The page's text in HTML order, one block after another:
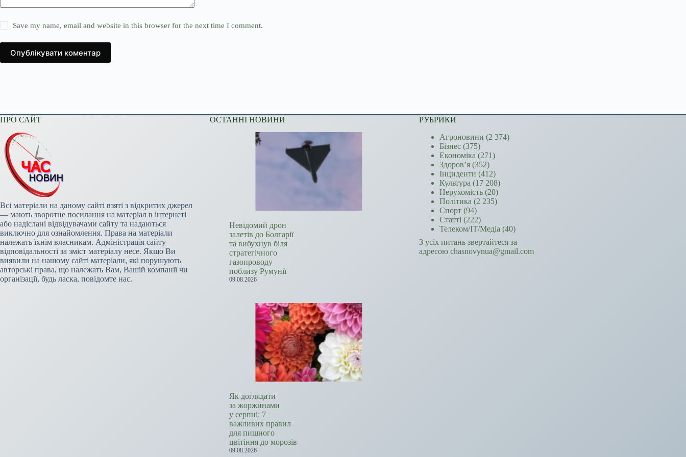
Save my name, email and website in this browser for the next time I comment.
Опублікувати коментар
ПРО САЙТ
Всі матеріали на даному сайті взяті з відкритих джерел
— мають зворотне посилання на матеріал в інтернеті
або надіслані відвідувачами сайту та надаються
виключно для ознайомлення. Права на матеріали
належать їхнім власникам. Адміністрація сайту
відповідальності за зміст матеріалу несе. Якщо Ви
виявили на нашому сайті матеріали, які порушують
авторські права, що належать Вам, Вашій компанії чи
організації, будь ласка, повідомте нас.
ОСТАННІ НОВИНИ
Невідомий дрон
залетів до Болгарії
та вибухнув біля
стратегічного
газопроводу
поблизу Румунії
09.08.2026
Як доглядати
за жоржинами
у серпні: 7
важливих правил
для пишного
цвітіння до морозів
09.08.2026
РУБРИКИ
Агроновини (2 374)
Бізнес (375)
Економіка (271)
Здоров’я (352)
Інциденти (412)
Культура (17 208)
Нерухомість (20)
Політика (2 235)
Спорт (94)
Статті (222)
Телеком/ІТ/Медіа (40)
З усіх питань звертайтеся за
адресою chasnovynua@gmail.com